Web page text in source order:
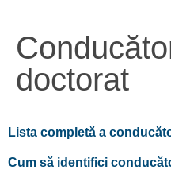
doctorat
Lista completă a
Cum să identifici